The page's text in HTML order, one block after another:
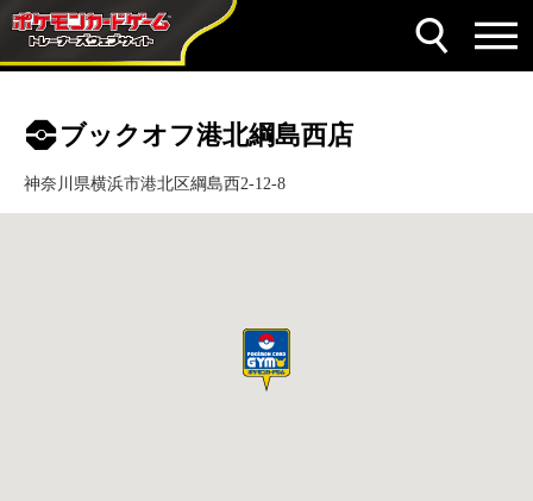
ブックオフ港北綱島西店
神奈川県横浜市港北区綱島西2-12-8